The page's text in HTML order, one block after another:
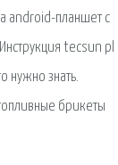
android-планшет с
tecsun pl
нужно знать.
брикеты